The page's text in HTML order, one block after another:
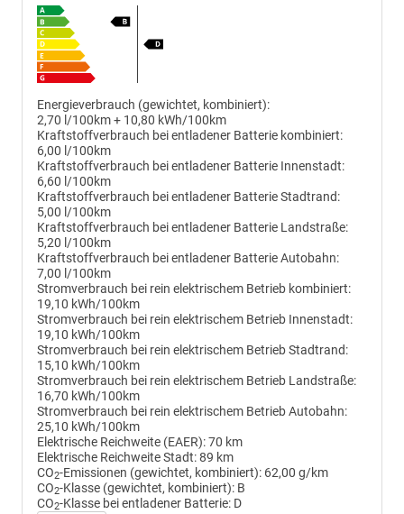
Energieverbrauch (gewichtet, kombiniert):
2,70 l/100km + 10,80 kWh/100km
Kraftstoffverbrauch bei entladener Batterie kombiniert:
6,00 l/100km
Kraftstoffverbrauch bei entladener Batterie Innenstadt:
6,60 l/100km
Kraftstoffverbrauch bei entladener Batterie Stadtrand:
5,00 l/100km
Kraftstoffverbrauch bei entladener Batterie Landstraße:
5,20 l/100km
Kraftstoffverbrauch bei entladener Batterie Autobahn:
7,00 l/100km
Stromverbrauch bei rein elektrischem Betrieb kombiniert:
19,10 kWh/100km
Stromverbrauch bei rein elektrischem Betrieb Innenstadt:
19,10 kWh/100km
Stromverbrauch bei rein elektrischem Betrieb Stadtrand:
15,10 kWh/100km
Stromverbrauch bei rein elektrischem Betrieb Landstraße:
16,70 kWh/100km
Stromverbrauch bei rein elektrischem Betrieb Autobahn:
25,10 kWh/100km
Elektrische Reichweite (EAER):70 km
Elektrische Reichweite Stadt:89 km
CO2-Emissionen (gewichtet, kombiniert): 62,00 g/km
CO2-Klasse (gewichtet, kombiniert): B
CO2-Klasse bei entladener Batterie: D